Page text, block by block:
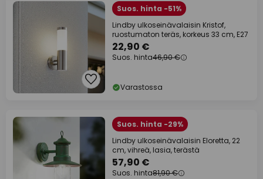
Suos. hinta -51%
Lindby ulkoseinävalaisin Kristof,
ruostumaton teräs, korkeus 33 cm, E27
22,90 €
Suos. hinta46,90 €
Varastossa
Suos. hinta -29%
Lindby ulkoseinävalaisin Eloretta, 22
cm, vihreä, lasia, terästä
57,90 €
Suos. hinta81,90 €